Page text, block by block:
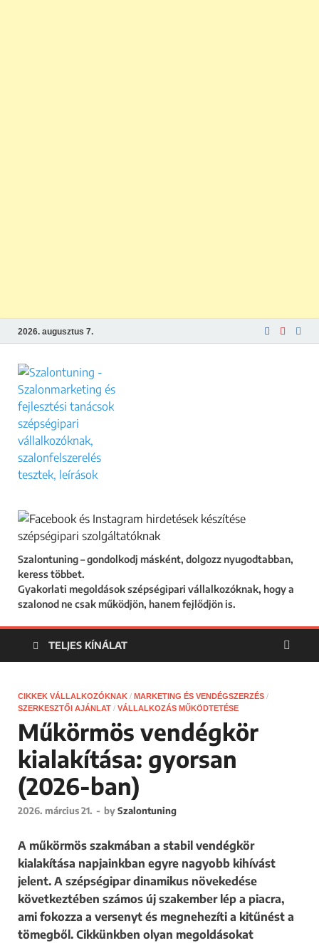
2026. augusztus 7.
Szalontuning – gondolkodj másként, dolgozz nyugodtabban,
keress többet.
Gyakorlati megoldások szépségipari vállalkozóknak, hogy a
szalonod ne csak működjön, hanem fejlődjön is.
TELJES KÍNÁLAT
CIKKEK VÁLLALKOZÓKNAK / MARKETING ÉS VENDÉGSZERZÉS /
SZERKESZTŐI AJÁNLAT / VÁLLALKOZÁS MŰKÖDTETÉSE
Műkörmös vendégkör
kialakítása: gyorsan
(2026-ban)
2026. március 21. - bySzalontuning
A műkörmös szakmában a stabil vendégkör
kialakítása napjainkban egyre nagyobb kihívást
jelent. A szépségipar dinamikus növekedése
következtében számos új szakember lép a piacra,
ami fokozza a versenyt és megnehezíti a kitűnést a
tömegből. Cikkünkben olyan megoldásokat